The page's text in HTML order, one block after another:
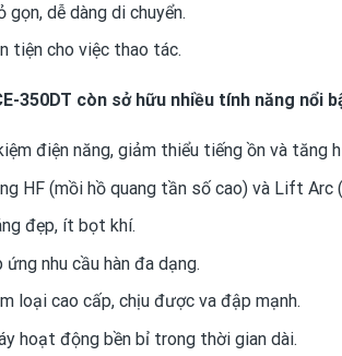
dễ dàng di chuyển.
tiện cho việc thao tác.
350DT còn sở hữu nhiều tính năng nổi
điện năng, giảm thiểu tiếng ồn và tăng
HF (mồi hồ quang tần số cao) và Lift Arc
đẹp, ít bọt khí.
nhu cầu hàn đa dạng.
loại cao cấp, chịu được va đập mạnh.
hoạt động bền bỉ trong thời gian dài.